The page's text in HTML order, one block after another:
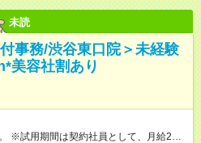
未読
事務/渋谷東口院＞未経験
美容社割あり
※試用期間は契約社員として、月給22万